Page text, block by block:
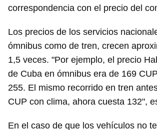
correspondencia con el precio del
Los precios de los servicios
ómnibus como de tren, crecen
1,5 veces. "Por ejemplo, el precio
de Cuba en ómnibus era de 169
255. El mismo recorrido en tren
CUP con clima, ahora cuesta 132",
En el caso de que los vehículos no